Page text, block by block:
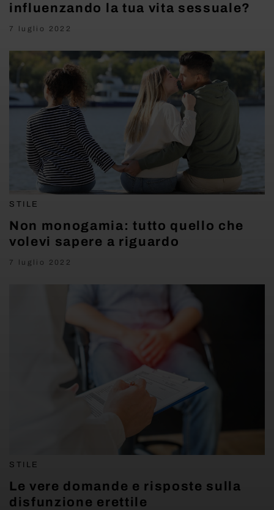
influenzando la tua vita sessuale?
7 luglio 2022
STILE
Non monogamia: tutto quello che
volevi sapere a riguardo
7 luglio 2022
STILE
Le vere domande e risposte sulla
disfunzione erettile